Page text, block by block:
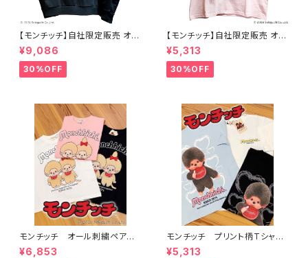
【モンチッチ】自社限定販売 オリ
ジナル ジップパーカー
¥9,086
30%OFF
【モンチッチ】自社限定販売 オリ
ジナル半袖Tシャツ
¥5,313
30%OFF
モンチッチ オール刺繍ペアー
柄Tシャツ 622891
¥6,853
モンチッチ プリント柄Tシャ
ツ 622892
¥5,313